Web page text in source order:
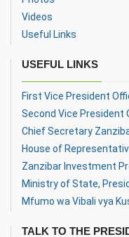
Kufurahishia
wanachama wa
Videos
Useful Links
USEFUL LINKS
First Vice President
Second Vice President
Chief Secretary
House of
Zanzibar Investment
Ministry of State,
Mfumo wa Vibali vya
TALK TO THE